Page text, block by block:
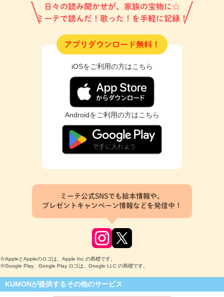
日々の読み聞かせが、家族の宝物に☆
ミーテで読んだ！歌った！を手軽に記録！
アプリダウンロード無料！
iOSをご利用の方はこちら
Androidをご利用の方はこちら
ミーテ公式SNSでも絵本情報や、
プレゼントキャンペーン情報などを発信中！
※AppleとAppleのロゴは、Apple Inc.の商標です。
※Google Play、Google Play ロゴは、Google LLC の商標です。
KUMONが提供するその他のサービス